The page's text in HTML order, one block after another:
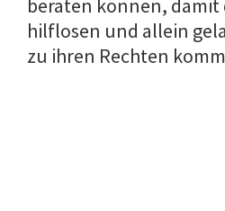
beraten können, damit
hilflosen und allein
zu ihren Rechten